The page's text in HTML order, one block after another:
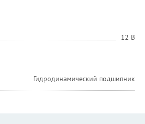
12 В
Гидродинамический подшипник